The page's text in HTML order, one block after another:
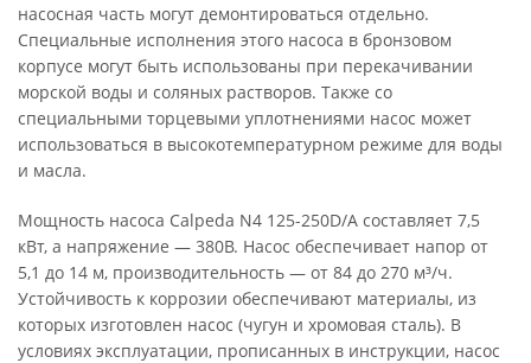
насосная часть могут демонтироваться отдельно.
Специальные исполнения этого насоса в бронзовом
корпусе могут быть использованы при перекачивании
морской воды и соляных растворов. Также со
специальными торцевыми уплотнениями насос может
использоваться в высокотемпературном режиме для воды
и масла.
Мощность насоса Calpeda N4 125-250D/A составляет 7,5
кВт, а напряжение — 380В. Насос обеспечивает напор от
5,1 до 14 м, производительность — от 84 до 270 м³/ч.
Устойчивость к коррозии обеспечивают материалы, из
которых изготовлен насос (чугун и хромовая сталь). В
условиях эксплуатации, прописанных в инструкции, насос